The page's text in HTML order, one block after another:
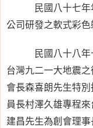
民國八十七
公司研發之軟式彩色
民國八十八
台灣九二一大地震
會長森喜朗先生特
員長村澤久雄專程
建昌先生為創會理